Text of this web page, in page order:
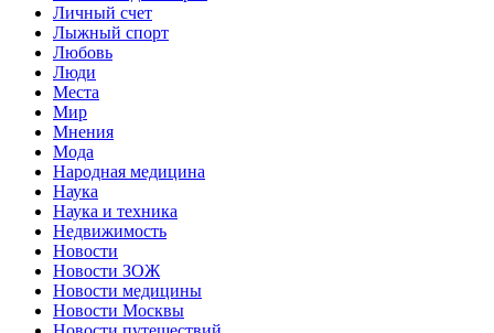
Личный счет
Лыжный спорт
Любовь
Люди
Места
Мир
Мнения
Мода
Народная медицина
Наука
Наука и техника
Недвижимость
Новости
Новости ЗОЖ
Новости медицины
Новости Москвы